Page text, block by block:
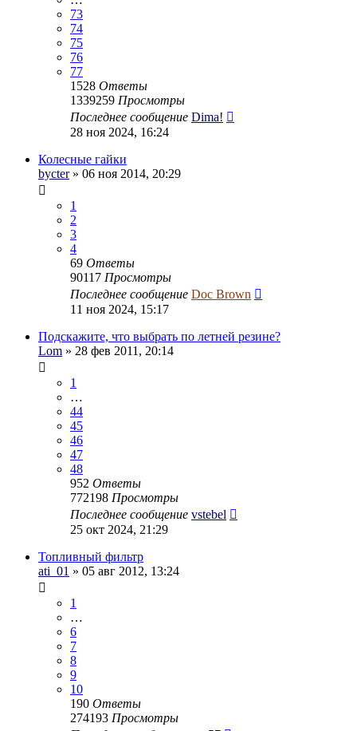
73
74
75
76
77
1528 Ответы
1339259 Просмотры
Последнее сообщение Dima!
28 ноя 2024, 16:24
Колесные гайки
bycter» 06 ноя 2014, 20:29
1
2
3
4
69 Ответы
90117 Просмотры
Последнее сообщение Doc Brown
11 ноя 2024, 15:17
Подскажите, что выбрать по летней резине?
Lom » 28 фев 2011, 20:14
1
…
44
45
46
47
48
952 Ответы
772198 Просмотры
Последнее сообщение vstebel
25 окт 2024, 21:29
Топливный фильтр
ati_01 » 05 авг 2012, 13:24
1
…
6
7
8
9
10
190 Ответы
274193 Просмотры